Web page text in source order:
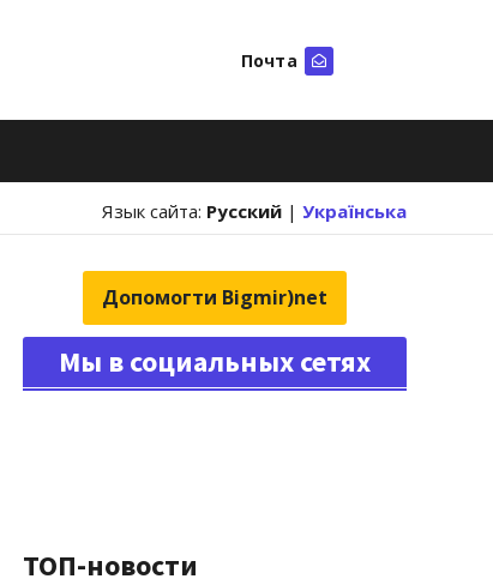
Почта
Язык сайта: Русский | Українська
Допомогти Bigmir)net
Мы в социальных сетях
ТОП-новости